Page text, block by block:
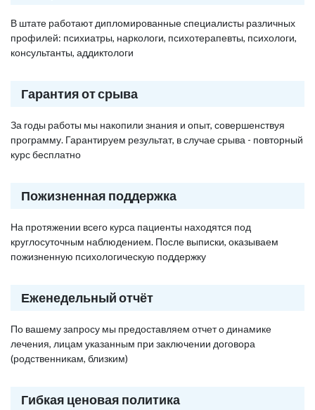
В штате работают дипломированные специалисты различных
профилей: психиатры, наркологи, психотерапевты, психологи,
консультанты, аддиктологи
Гарантия от срыва
За годы работы мы накопили знания и опыт, совершенствуя
программу. Гарантируем результат, в случае срыва - повторный
курс бесплатно
Пожизненная поддержка
На протяжении всего курса пациенты находятся под
круглосуточным наблюдением. После выписки, оказываем
пожизненную психологическую поддержку
Еженедельный отчёт
По вашему запросу мы предоставляем отчет о динамике
лечения, лицам указанным при заключении договора
(родственникам, близким)
Гибкая ценовая политика